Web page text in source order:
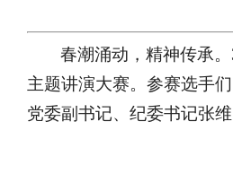
春潮涌动，精神传承
主题讲演大赛。参赛选手
党委副书记、纪委书记张